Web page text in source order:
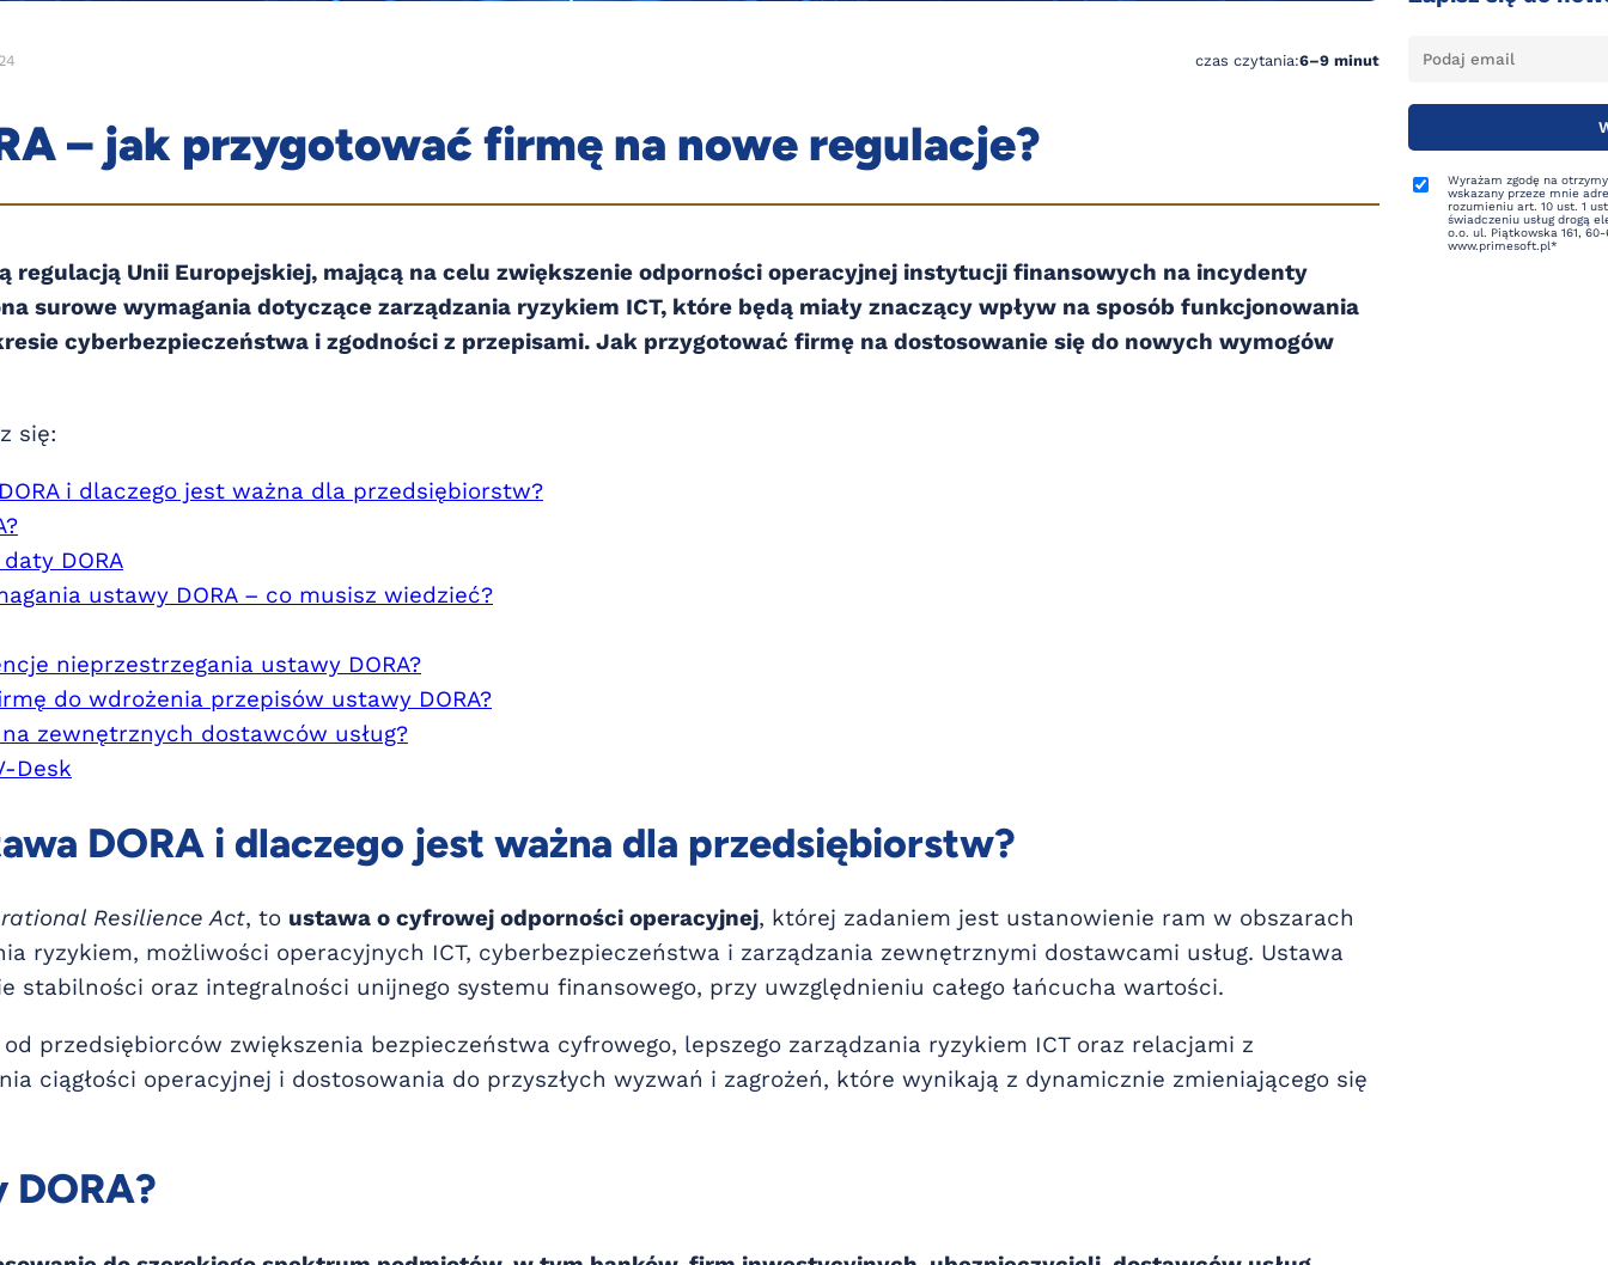
czas czytania:6–9 minut
– jak przygotować firmę na nowe regulacje?
regulacją Unii Europejskiej, mającą na celu zwiększenie odporności operacyjnej instytucji finansowych na incydenty
surowe wymagania dotyczące zarządzania ryzykiem ICT, które będą miały znaczący wpływ na sposób funkcjonowania
cyberbezpieczeństwa i zgodności z przepisami. Jak przygotować firmę na dostosowanie się do nowych wymogów
się:
i dlaczego jest ważna dla przedsiębiorstw?
DORA
ustawy DORA – co musisz wiedzieć?
nieprzestrzegania ustawy DORA?
do wdrożenia przepisów ustawy DORA?
na zewnętrznych dostawców usług?
Desk
DORA i dlaczego jest ważna dla przedsiębiorstw?
Resilience Act, to ustawa o cyfrowej odporności operacyjnej, której zadaniem jest ustanowienie ram w obszarach
ryzykiem, możliwości operacyjnych ICT, cyberbezpieczeństwa i zarządzania zewnętrznymi dostawcami usług. Ustawa
stabilności oraz integralności unijnego systemu finansowego, przy uwzględnieniu całego łańcucha wartości.
od przedsiębiorców zwiększenia bezpieczeństwa cyfrowego, lepszego zarządzania ryzykiem ICT oraz relacjami z
ciągłości operacyjnej i dostosowania do przyszłych wyzwań i zagrożeń, które wynikają z dynamicznie zmieniającego się
Wyrażam zgodę na
wskazany przeze mnie
rozumieniu art. 10 ust. 1
świadczeniu usług drogą
o.o. ul. Piątkowska 161,
www.primesoft.pl*